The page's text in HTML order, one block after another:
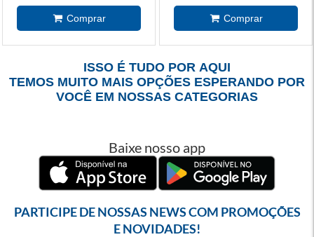
ISSO É TUDO POR AQUI
TEMOS MUITO MAIS OPÇÕES ESPERANDO POR
VOCÊ EM NOSSAS CATEGORIAS
Baixe nosso app
PARTICIPE DE NOSSAS NEWS COM PROMOÇÕES
E NOVIDADES!